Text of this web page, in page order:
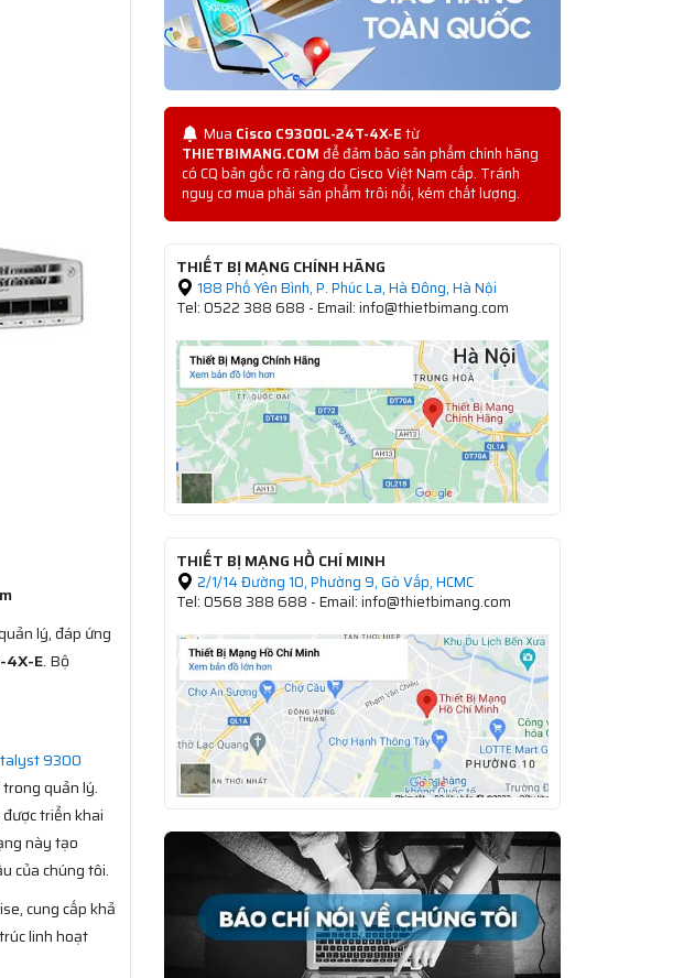
lý, đáp ứng
4X-E. Bộ
9300
quản lý.
triển khai
này tạo
của chúng tôi.
cung cấp khả
linh hoạt
Mua Cisco C9300L-24T-4X-Etừ
THIETBIMANG.COMđể đảm bảo sản phẩm chính hãng
có CQ bản gốc rõ ràng do Cisco Việt Nam cấp. Tránh
nguy cơ mua phải sản phẩm trôi nổi, kém chất lượng.
THIẾT BỊ MẠNG CHÍNH HÃNG
188 Phố Yên Bình, P. Phúc La, Hà Đông, Hà Nội
Tel: 0522 388 688 - Email: info@thietbimang.com
THIẾT BỊ MẠNG HỒ CHÍ MINH
2/1/14 Đường 10, Phường 9, Gò Vấp, HCMC
Tel: 0568 388 688 - Email: info@thietbimang.com